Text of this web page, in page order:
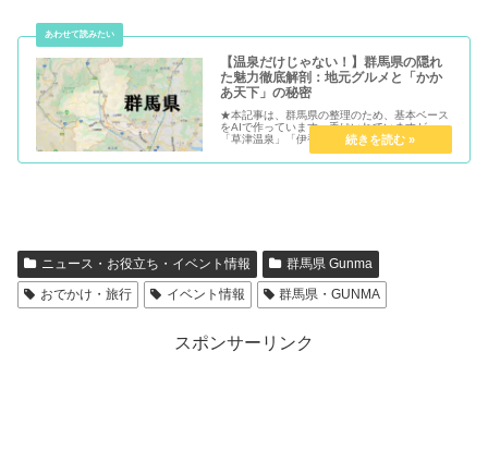
【温泉だけじゃない！】群馬県の隠れ
た魅力徹底解剖：地元グルメと「かか
あ天下」の秘密
★本記事は、群馬県の整理のため、基本ベース
をAIで作っています。手はいれていますが。
「草津温泉」「伊香保温泉」「グンマー
（？）」。群馬県と聞いて思い浮かべるイメー
ジは人それぞれかもしれません。しかし、群馬
ニュース・お役立ち・イベント情報
群馬県 Gunma
おでかけ・旅行
イベント情報 群馬県・GUNMA
スポンサーリンク